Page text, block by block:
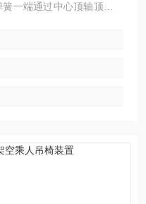
一端通过中心顶轴顶住抱
或松动现象，既保障了索